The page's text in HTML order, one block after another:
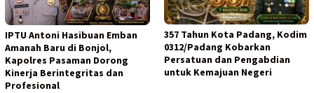
IPTU Antoni Hasibuan Emban
Amanah Baru di Bonjol,
Kapolres Pasaman Dorong
Kinerja Berintegritas dan
Profesional
357 Tahun Kota Padang, Kodim
0312/Padang Kobarkan
Persatuan dan Pengabdian
untuk Kemajuan Negeri